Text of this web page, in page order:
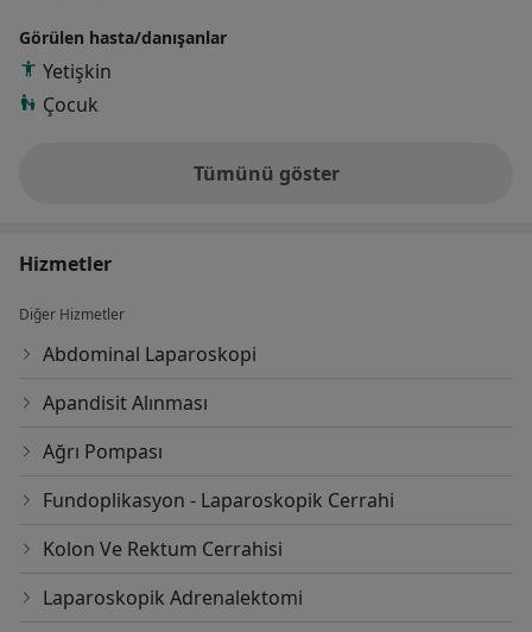
Görülen hasta/danışanlar
Yetişkin
Çocuk
Tümünü gösterdeneyim hakkında
Hizmetler
Diğer Hizmetler
Abdominal Laparoskopi
Apandisit Alınması
Ağrı Pompası
Fundoplikasyon - Laparoskopik Cerrahi
Kolon Ve Rektum Cerrahisi
Laparoskopik Adrenalektomi